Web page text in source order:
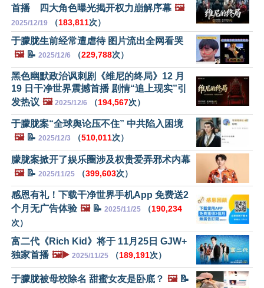
首播 四大角色曝光揭开权力崩解序幕 🖼️
2025/12/19 （183,811次）
于朦胧生前经常遭虐待 图片流出全网看哭
🖼️📝 2025/12/6 （229,788次）
黑色幽默政治讽刺剧《维尼的终局》12 月
19 日干净世界震撼首播 剧情“追上现实”引
发热议 🖼️ 2025/12/6 （194,567次）
于朦胧案“全球舆论压不住” 中共陷入困境
🖼️📝 2025/12/3 （510,011次）
朦胧案掀开了娱乐圈涉及权贵爱弄邪术内幕
🖼️📝 2025/11/25 （399,603次）
感恩有礼！下载干净世界手机App 免费送2
个月无广告体验 🖼️📝 2025/11/25 （190,234
次）
富二代《Rich Kid》将于 11月25日 GJW+
独家首播 🖼️▶️ 2025/11/25 （189,191次）
于朦胧被母校除名 甜蜜女友是卧底？ 🖼️📝